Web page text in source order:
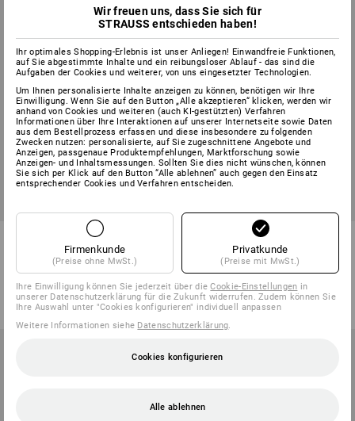
Warnschutz Softsh.Jacke
softlight e.s.motion 2020
2 Farben
ab € 87,00
(m. MwSt.) ab 10 Stück
Warnschutz Funktions
Longsleeve e.s.motion 2020
2 Farben
ab € 48,28
(m. MwSt.) ab 10 Stück
Wir freuen uns, dass Sie sich für
STRAUSS entschieden haben!
Ihr optimales Shopping-Erlebnis ist unser Anliegen! Einwandfreie Funktionen,
auf Sie abgestimmte Inhalte und ein reibungsloser Ablauf - das sind die
Aufgaben der Cookies und weiterer, von uns eingesetzter Technologien.
Um Ihnen personalisierte Inhalte anzeigen zu können, benötigen wir Ihre
Einwilligung. Wenn Sie auf den Button „Alle akzeptieren“ klicken, werden wir
anhand von Cookies und weiteren (auch KI-gestützten) Verfahren
Informationen über Ihre Interaktionen auf unserer Internetseite sowie Daten
aus dem Bestellprozess erfassen und diese insbesondere zu folgenden
Zwecken nutzen: personalisierte, auf Sie zugeschnittene Angebote und
Anzeigen, passgenaue Produktempfehlungen, Marktforschung sowie
Anzeigen- und Inhaltsmessungen. Sollten Sie dies nicht wünschen, können
Sie sich per Klick auf den Button “Alle ablehnen” auch gegen den Einsatz
entsprechender Cookies und Verfahren entscheiden.
Firmenkunde
(Preise ohne MwSt.)
Privatkunde
(Preise mit MwSt.)
Ihre Einwilligung können Sie jederzeit über dieCookie-Einstellungen in
unserer Datenschutzerklärung für die Zukunft widerrufen. Zudem können Sie
Ihre Auswahl unter "Cookies konfigurieren" individuell anpassen
Weitere Informationen siehe Datenschutzerklärung
Cookies konfigurieren
Alle ablehnen